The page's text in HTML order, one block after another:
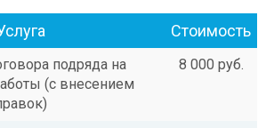
Стоимость
подряда на
(с внесением
8 000 руб.